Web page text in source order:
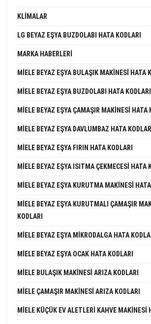
KLIMALAR
LG BEYAZ EŞYA BUZDOLABI HATA KODLARI
MARKA HABERLERI
MIELE BEYAZ EŞYA BULAŞIK MAKINESI HATA
MIELE BEYAZ EŞYA BUZDOLABI HATA KODLARI
MIELE BEYAZ EŞYA ÇAMAŞIR MAKINESI HATA
MIELE BEYAZ EŞYA DAVLUMBAZ HATA
MIELE BEYAZ EŞYA FIRIN HATA KODLARI
MIELE BEYAZ EŞYA ISITMA ÇEKMECESI HATA
MIELE BEYAZ EŞYA KURUTMA MAKINESI
MIELE BEYAZ EŞYA KURUTMALI ÇAMAŞIR
KODLARI
MIELE BEYAZ EŞYA MIKRODALGA HATA
MIELE BEYAZ EŞYA OCAK HATA KODLARI
MIELE BULAŞIK MAKINESI ARIZA KODLARI
MIELE ÇAMAŞIR MAKINESI ARIZA KODLARI
MIELE KÜÇÜK EV ALETLERI KAHVE MAKINESI